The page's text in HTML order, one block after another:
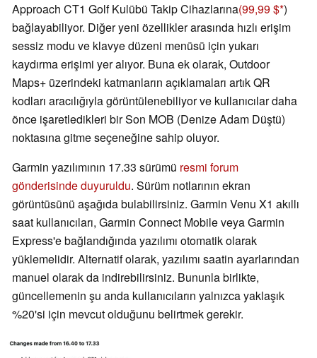
Approach CT1 Golf Kulübü Takip Cihazlarına(99,99 $ )
bağlayabiliyor. Diğer yeni özellikler arasında hızlı erişim
sessiz modu ve klavye düzeni menüsü için yukarı
kaydırma erişimi yer alıyor. Buna ek olarak, Outdoor
Maps+ üzerindeki katmanların açıklamaları artık QR
kodları aracılığıyla görüntülenebiliyor ve kullanıcılar daha
önce işaretledikleri bir Son MOB (Denize Adam Düştü)
noktasına gitme seçeneğine sahip oluyor.
Garmin yazılımının 17.33 sürümü resmi forum
gönderisinde duyuruldu. Sürüm notlarının ekran
görüntüsünü aşağıda bulabilirsiniz. Garmin Venu X1 akıllı
saat kullanıcıları, Garmin Connect Mobile veya Garmin
Express'e bağlandığında yazılımı otomatik olarak
yüklemelidir. Alternatif olarak, yazılımı saatin ayarlarından
manuel olarak da indirebilirsiniz. Bununla birlikte,
güncellemenin şu anda kullanıcıların yalnızca yaklaşık
%20'si için mevcut olduğunu belirtmek gerekir.